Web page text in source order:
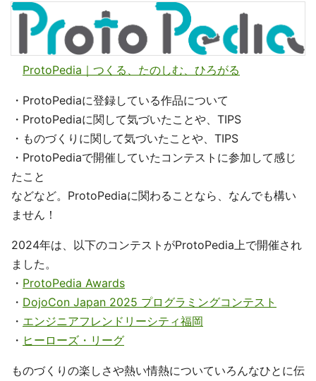
ProtoPedia｜つくる、たのしむ、ひろがる
・ProtoPediaに登録している作品について
・ProtoPediaに関して気づいたことや、TIPS
・ものづくりに関して気づいたことや、TIPS
・ProtoPediaで開催していたコンテストに参加して感じ
たこと
などなど。ProtoPediaに関わることなら、なんでも構い
ません！
2024年は、以下のコンテストがProtoPedia上で開催され
ました。
・ ProtoPedia Awards
・ DojoCon Japan 2025 プログラミングコンテスト
・ エンジニアフレンドリーシティ福岡
・ ヒーローズ・リーグ
ものづくりの楽しさや熱い情熱についていろんなひとに伝